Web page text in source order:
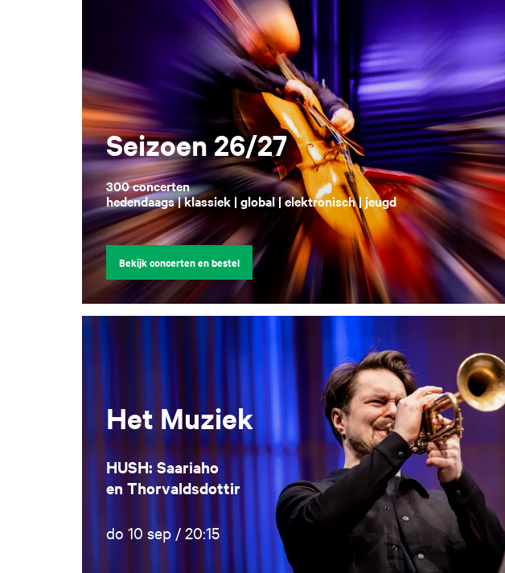
Seizoen 26/27
300 concerten
hedendaags | klassiek | global | elektronisch | jeugd
Bekijk concerten en bestel
Het Muziek
HUSH: Saariaho
en Thorvaldsdottir
do 10 sep / 20:15